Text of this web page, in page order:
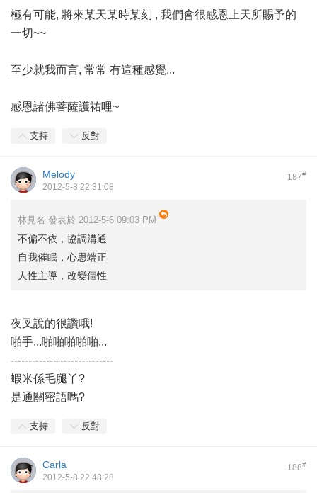
極有可能, 將來某天某時某刻 , 我們會很感恩上天所賜予的
一切~~
至少就我而言, 常常 有這種感覺...
感恩諸佛菩薩護祐哩~
支持 反對
187#
Melody
2012-5-8 22:31:08
林見名 發表於 2012-5-6 09:03 PM
不偏不依，協調溝通
自我催眠，心思端正
人性主導，改變個性
夜叉說的很讚哦!
啪手...啪啪啪啪啪...
-----------------------------
蝦米係毛腿丫?
是通關密語嗎?
支持 反對
188#
Carla
2012-5-8 22:48:28